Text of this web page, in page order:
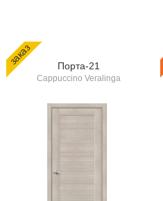
заказ Порта-21
Cappuccino Veralinga